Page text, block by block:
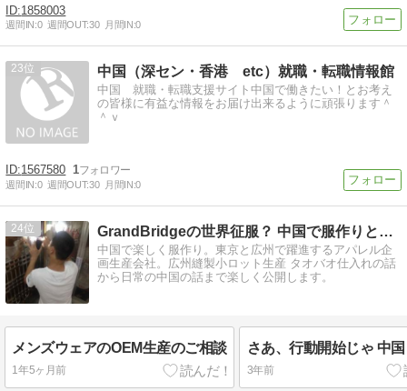
1858003
週間IN:0 週間OUT:30 月間IN:0
23 中国（深セン・香港 etc）就職・転職情報館
中国 就職・転職支援サイト中国で働きたい！とお考え
の皆様に有益な情報をお届け出来るように頑張ります＾
＾ｖ
1567580 1
週間IN:0 週間OUT:30 月間IN:0
24 GrandBridgeの世界征服？ 中国で服作りと仕入れ
中国で楽しく服作り。東京と広州で躍進するアパレル企
画生産会社。広州縫製小ロット生産 タオバオ仕入れの話
から日常の中国の話まで楽しく公開します。
メンズウェアのOEM生産のご相談
1年5ヶ月前
さあ、行動開始じゃ 中
3年前